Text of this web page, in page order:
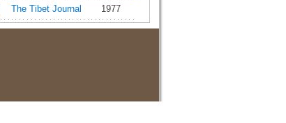
The Tibet Journal 1977